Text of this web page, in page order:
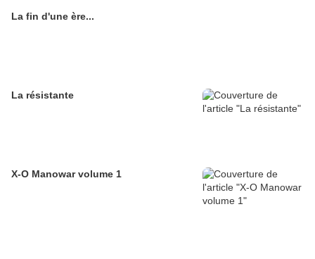
La fin d'une ère...
La résistante
X-O Manowar volume 1